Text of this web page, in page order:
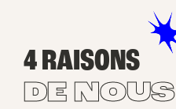
4 RAISONS
DE NOUS